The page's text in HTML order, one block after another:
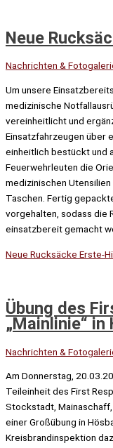
Neue
Nachrichten &
Um unsere
medizinische
vereinheitlicht und
Einsatzfahrzeugen über
einheitlich bestückt und
Feuerwehrleuten die
medizinischen
Taschen. Fertig
vorgehalten, sodass die
einsatzbereit gemacht
Neue Rucksäcke Erste-
Übung des
„Mainlinie“ in
Nachrichten &
Am Donnerstag,
Teileinheit des First
Stockstadt,
einer Großübung in
Kreisbrandinspektion